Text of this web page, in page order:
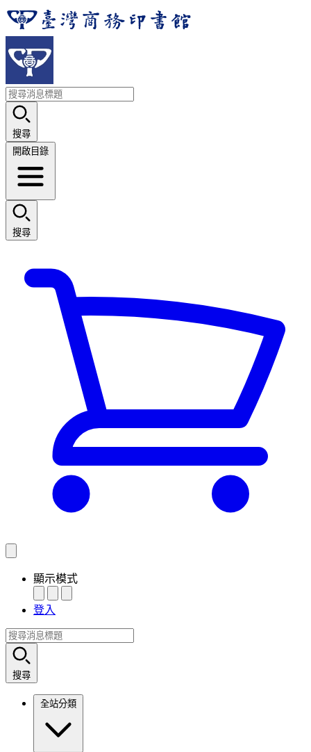
搜尋
開啟目錄
搜尋
顯示模式
登入
搜尋
全站分類